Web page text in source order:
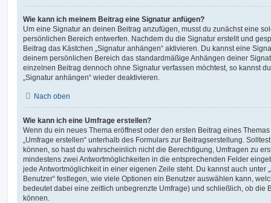
Wie kann ich meinem Beitrag eine Signatur anfügen?
Um eine Signatur an deinen Beitrag anzufügen, musst du zunächst eine
persönlichen Bereich entwerfen. Nachdem du die Signatur erstellt und
Beitrag das Kästchen „Signatur anhängen“ aktivieren. Du kannst eine
deinem persönlichen Bereich das standardmäßige Anhängen deiner
einzelnen Beitrag dennoch ohne Signatur verfassen möchtest, so kannst
„Signatur anhängen“ wieder deaktivieren.
Nach oben
Wie kann ich eine Umfrage erstellen?
Wenn du ein neues Thema eröffnest oder den ersten Beitrag eines
„Umfrage erstellen“ unterhalb des Formulars zur Beitragserstellung.
können, so hast du wahrscheinlich nicht die Berechtigung, Umfragen zu
mindestens zwei Antwortmöglichkeiten in die entsprechenden Felder
jede Antwortmöglichkeit in einer eigenen Zeile steht. Du kannst auch unter
Benutzer“ festlegen, wie viele Optionen ein Benutzer auswählen kann,
bedeutet dabei eine zeitlich unbegrenzte Umfrage) und schließlich, ob die
können.